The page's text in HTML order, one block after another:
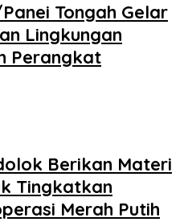
Tongah Gelar
Lingkungan
Perangkat
Berikan Materi
Tingkatkan
Merah Putih